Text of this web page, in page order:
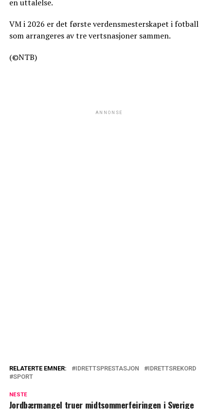
en uttalelse.
VM i 2026 er det første verdensmesterskapet i fotball
som arrangeres av tre vertsnasjoner sammen.
(©NTB)
ANNONSE
RELATERTE EMNER: IDRETTSPRESTASJON
IDRETTSREKORD
SPORT
NESTE
Jordbærmangel truer midtsommerfeiringen i Sverige